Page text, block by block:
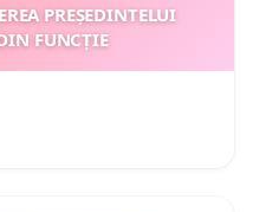
PREȘEDINTELUI
FUNCȚIE